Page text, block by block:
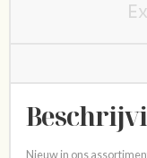
Nieuw in ons